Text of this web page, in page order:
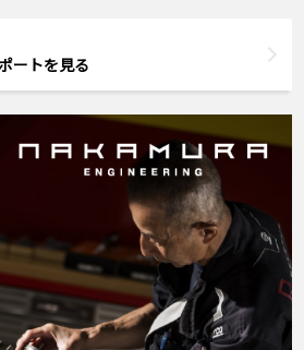
ートを見る